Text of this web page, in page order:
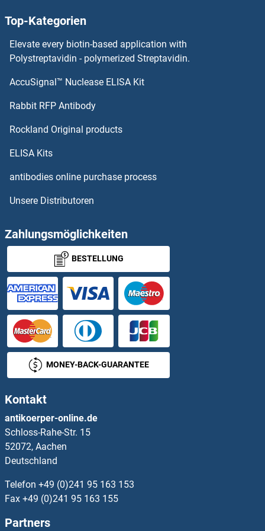
HEMGN ELISA Kits
HEXDC ELISA Kits
HEXIM1 ELISA Kits
HEXIM2 ELISA Kits
Hexokinase ELISA Kits
Hexokinase 1 ELISA Kits
Hexokinase 2 ELISA Kits
Hexosaminidase A ELISA Kits
HFE2 ELISA Kits
HGD ELISA Kits
HGSNAT ELISA Kits
HHIP ELISA Kits
Top-Kategorien
Elevate every biotin-based application with
Polystreptavidin - polymerized Streptavidin.
AccuSignal™ Nuclease ELISA Kit
Rabbit RFP Antibody
Rockland Original products
ELISA Kits
antibodies online purchase process
Unsere Distributoren
Zahlungsmöglichkeiten
BESTELLUNG
MONEY-BACK-GUARANTEE
Kontakt
antikoerper-online.de
Schloss-Rahe-Str. 15
52072, Aachen
Deutschland
Telefon +49 (0)241 95 163 153
Fax +49 (0)241 95 163 155
Partners